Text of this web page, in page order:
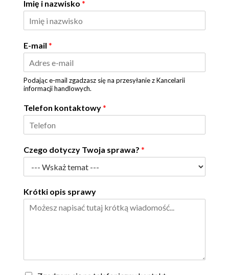
Imię i nazwisko *
E-mail *
Podając e-mail zgadzasz się na przesyłanie z Kancelarii
informacji handlowych.
Telefon kontaktowy*
Czego dotyczy Twoja sprawa? *
Krótki opis sprawy